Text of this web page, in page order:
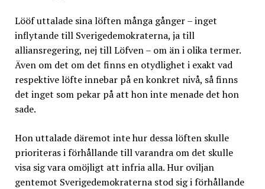
Lööf uttalade sina löften många gånger – inget
inflytande till Sverigedemokraterna, ja till
alliansregering, nej till Löfven – om än i olika termer.
Även om det om det finns en otydlighet i exakt vad
respektive löfte innebar på en konkret nivå, så finns
det inget som pekar på att hon inte menade det hon
sade.
Hon uttalade däremot inte hur dessa löften skulle
prioriteras i förhållande till varandra om det skulle
visa sig vara omöjligt att infria alla. Hur oviljan
gentemot Sverigedemokraterna stod sig i förhållande